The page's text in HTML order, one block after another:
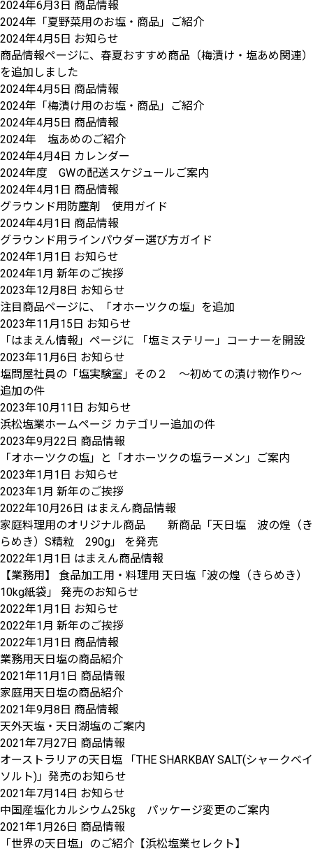
2024年6月3日 商品情報
2024年「夏野菜用のお塩・商品」ご紹介
2024年4月5日 お知らせ
商品情報ページに、春夏おすすめ商品（梅漬け・塩あめ関連）
を追加しました
2024年4月5日 商品情報
2024年「梅漬け用のお塩・商品」ご紹介
2024年4月5日 商品情報
2024年 塩あめのご紹介
2024年4月4日 カレンダー
2024年度 GWの配送スケジュールご案内
2024年4月1日 商品情報
グラウンド用防塵剤 使用ガイド
2024年4月1日 商品情報
グラウンド用ラインパウダー選び方ガイド
2024年1月1日 お知らせ
2024年1月 新年のご挨拶
2023年12月8日 お知らせ
注目商品ページに、「オホーツクの塩」を追加
2023年11月15日 お知らせ
「はまえん情報」ページに 「塩ミステリー」コーナーを開設
2023年11月6日 お知らせ
塩問屋社員の「塩実験室」その２ ～初めての漬け物作り～
追加の件
2023年10月11日 お知らせ
浜松塩業ホームページ カテゴリー追加の件
2023年9月22日 商品情報
「オホーツクの塩」と「オホーツクの塩ラーメン」ご案内
2023年1月1日 お知らせ
2023年1月 新年のご挨拶
2022年10月26日 はまえん商品情報
家庭料理用のオリジナル商品 新商品「天日塩 波の煌（き
らめき）S精粒 290g」 を発売
2022年1月1日 はまえん商品情報
【業務用】 食品加工用・料理用 天日塩「波の煌（きらめき）
10kg紙袋」 発売のお知らせ
2022年1月1日 お知らせ
2022年1月 新年のご挨拶
2022年1月1日 商品情報
業務用天日塩の商品紹介
2021年11月1日 商品情報
家庭用天日塩の商品紹介
2021年9月8日 商品情報
天外天塩・天日湖塩のご案内
2021年7月27日 商品情報
オーストラリアの天日塩 「THE SHARKBAY SALT(シャークベイ
ソルト)」発売のお知らせ
2021年7月14日 お知らせ
中国産塩化カルシウム25㎏ パッケージ変更のご案内
2021年1月26日 商品情報
「世界の天日塩」のご紹介【浜松塩業セレクト】